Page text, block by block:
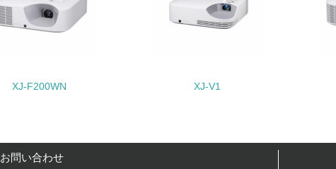
<L1> 「人権・労働等」に関する方針、規定等を持っている
<L1> 「公正・適正な取引」に関する方針、規定等を持っている
XJ-F200WN XJ-V1
お問い合わせ